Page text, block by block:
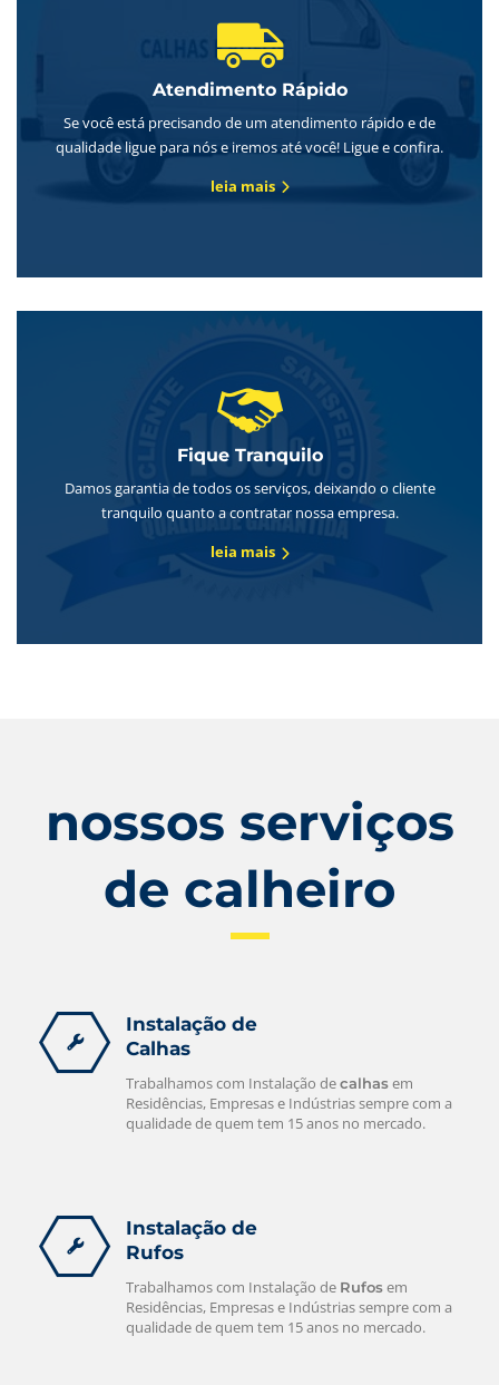
Atendimento Rápido
Se você está precisando de um atendimento rápido e de
qualidade ligue para nós e iremos até você! Ligue e confira.
leia mais
Fique Tranquilo
Damos garantia de todos os serviços, deixando o cliente
tranquilo quanto a contratar nossa empresa.
leia mais
nossos serviços
de calheiro
Instalação de
Calhas
Trabalhamos com Instalação decalhasem
Residências, Empresas e Indústrias sempre com a
qualidade de quem tem 15 anos no mercado.
Instalação de
Rufos
Trabalhamos com Instalação de Rufosem
Residências, Empresas e Indústrias sempre com a
qualidade de quem tem 15 anos no mercado.